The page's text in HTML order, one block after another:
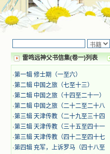
雷鸣远神父书信集(卷一)列表
·第一辑 修士期（一至六）
·第二辑 中国之旅（七至十三）
·第二辑 中国之旅（十四至二十一）
·第二辑 中国之旅（二十二至二十八
·第三辑 天津传教（二十九至三十四
·第三辑 天津传教（三十五至四十一
·第三辑 天津传教（四十二至四十七
·第四辑 充军，上诉罗马（四十八至